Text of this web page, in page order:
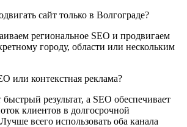
сайт только в Волгограде?
региональное SEO и продвигаем
городу, области или нескольким
или контекстная реклама?
быстрый результат, а SEO обеспечивает
клиентов в долгосрочной
всего использовать оба канала